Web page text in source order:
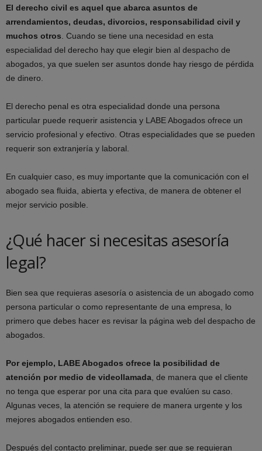
El derecho civil es aquel que abarca asuntos de
arrendamientos, deudas, divorcios, responsabilidad civil y
muchos otros . Cuando se tiene una necesidad en esta
especialidad del derecho hay que elegir bien al despacho de
abogados, ya que suelen ser asuntos donde hay riesgo de pérdida
de dinero.
El derecho penal es otra especialidad donde una persona
particular puede requerir asistencia y LABE Abogados ofrece un
servicio profesional y efectivo. Otras especialidades que se pueden
requerir son extranjería y laboral.
En cualquier caso, es muy importante que la comunicación con el
abogado sea fluida, abierta y efectiva, de manera de obtener el
mejor servicio posible.
¿Qué hacer si necesitas asesoría
legal?
Bien sea que requieras asesoría o asistencia de un abogado como
persona particular o como representante de una empresa, lo
primero que debes hacer es revisar la página web del despacho de
abogados.
Por ejemplo, LABE Abogados ofrece la posibilidad de
atención por medio de videollamada , de manera que el cliente
no tenga que esperar por una cita para que evalúen su caso.
Algunas veces, la atención se requiere de manera urgente y los
mejores abogados entienden eso.
Después del contacto preliminar, puede ser que se requieran